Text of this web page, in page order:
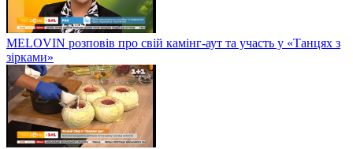
MELOVIN розповів про свій камінг-аут та участь у «Танцях з
зірками»